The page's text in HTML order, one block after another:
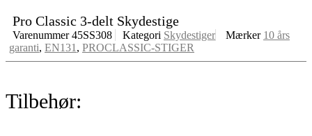
Pro Classic 3-delt Skydestige
Varenummer45SS308 Kategori Skydestiger Mærker 10 års
garanti, EN131 , PROCLASSIC-STIGER
Tilbehør: